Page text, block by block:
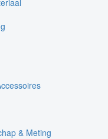
& Meting